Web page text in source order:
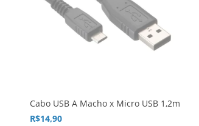
Cabo USB A Macho x Micro USB 1,2m
R$14,90